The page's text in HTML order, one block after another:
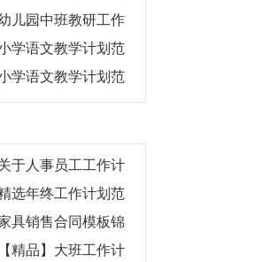
文(15篇)
儿园中班教研工作
计划学语文教学计划范
文(15篇)
学语文教学计划范
15篇
于人事员工工作计
3篇
选年终工作计划范
8篇
具销售合同模板锦
集五篇
【精品】大班工作计